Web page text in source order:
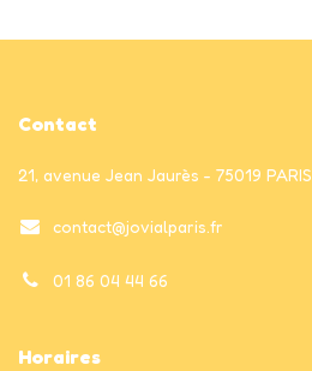
Contact
21, avenue Jean Jaurès - 75019 PARIS
contact@jovialparis.fr
01 86 04 44 66
Horaires